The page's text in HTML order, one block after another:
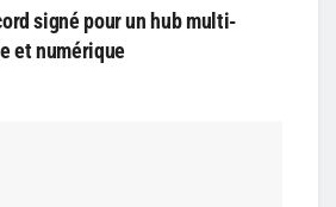
signé pour un hub multi-
et numérique